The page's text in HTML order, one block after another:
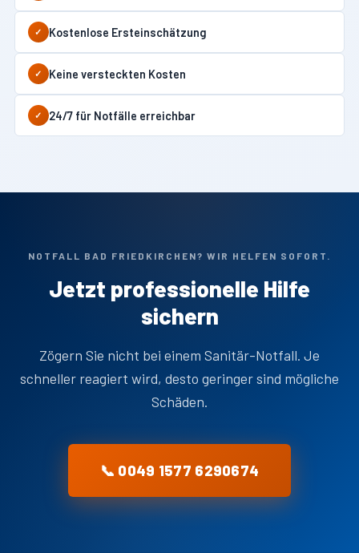
✓ Kostenlose Ersteinschätzung
✓ Keine versteckten Kosten
✓ 24/7 für Notfälle erreichbar
NOTFALL BAD FRIEDKIRCHEN? WIR HELFEN SOFORT.
Jetzt professionelle Hilfe
sichern
Zögern Sie nicht bei einem Sanitär-Notfall. Je
schneller reagiert wird, desto geringer sind mögliche
Schäden.
📞 0049 1577 6290674